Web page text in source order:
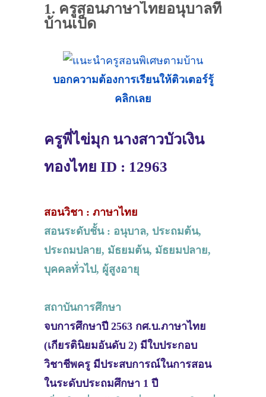
1. ครูสอนภาษาไทยอนุบาลที่
บ้านเป็ด
บอกความต้องการเรียนให้ติวเตอร์รู้
คลิกเลย
ครูพี่ไข่มุก นางสาวบัวเงิน
ทองไทย ID : 12963
สอนวิชา : ภาษาไทย
สอนระดับชั้น : อนุบาล, ประถมต้น,
ประถมปลาย, มัธยมต้น, มัธยมปลาย,
บุคคลทั่วไป, ผู้สูงอายุ
สถาบันการศึกษา
จบการศึกษาปี 2563 กศ.บ.ภาษาไทย
(เกียรตินิยมอันดับ 2) มีใบประกอบ
วิชาชีพครู มีประสบการณ์ในการสอน
ในระดับประถมศึกษา 1 ปี